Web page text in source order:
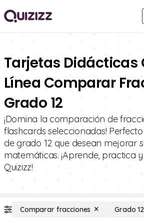
Tarjetas Didácticas
Línea Comparar
Grado 12
¡Domina la comparación de
flashcards seleccionadas!
de grado 12 que desean mejorar
matemáticas. ¡Aprende, practica
Quizizz!
Comparar fracciones Grado 12